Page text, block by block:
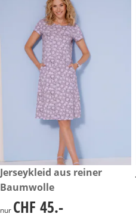
CHF 45.-
Jerseykleid aus reiner
Baumwolle
CHF 45.-
nur CHF 45.-